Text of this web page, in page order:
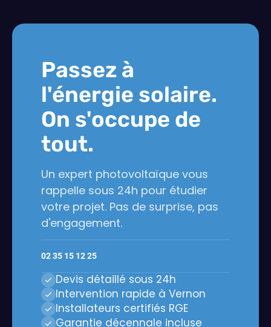
Passez à
l'énergie solaire.
On s'occupe de
tout.
Un expert photovoltaïque vous
rappelle sous 24h pour étudier
votre projet. Pas de surprise, pas
d'engagement.
02 35 15 12 25
Devis détaillé sous 24h
Intervention rapide à Vernon
Installateurs certifiés RGE
Garantie décennale incluse